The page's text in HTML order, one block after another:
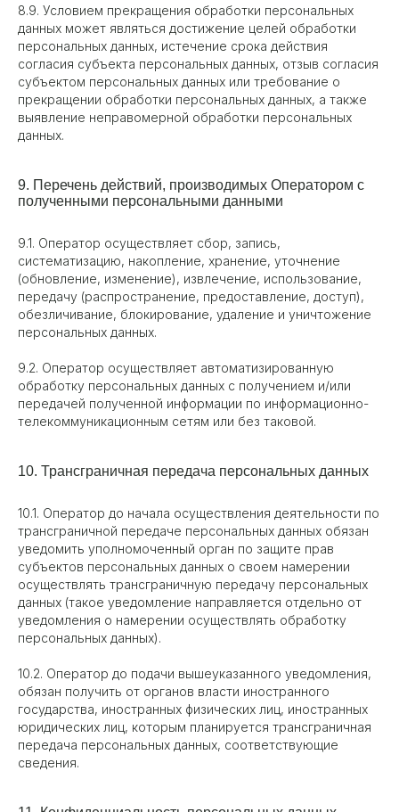
8.9. Условием прекращения обработки персональных
данных может являться достижение целей обработки
персональных данных, истечение срока действия
согласия субъекта персональных данных, отзыв согласия
субъектом персональных данных или требование о
прекращении обработки персональных данных, а также
выявление неправомерной обработки персональных
данных.
9. Перечень действий, производимых Оператором с
полученными персональными данными
9.1. Оператор осуществляет сбор, запись,
систематизацию, накопление, хранение, уточнение
(обновление, изменение), извлечение, использование,
передачу (распространение, предоставление, доступ),
обезличивание, блокирование, удаление и уничтожение
персональных данных.
9.2. Оператор осуществляет автоматизированную
обработку персональных данных с получением и/или
передачей полученной информации по информационно-
телекоммуникационным сетям или без таковой.
10. Трансграничная передача персональных данных
10.1. Оператор до начала осуществления деятельности по
трансграничной передаче персональных данных обязан
уведомить уполномоченный орган по защите прав
субъектов персональных данных о своем намерении
осуществлять трансграничную передачу персональных
данных (такое уведомление направляется отдельно от
уведомления о намерении осуществлять обработку
персональных данных).
10.2. Оператор до подачи вышеуказанного уведомления,
обязан получить от органов власти иностранного
государства, иностранных физических лиц, иностранных
юридических лиц, которым планируется трансграничная
передача персональных данных, соответствующие
сведения.